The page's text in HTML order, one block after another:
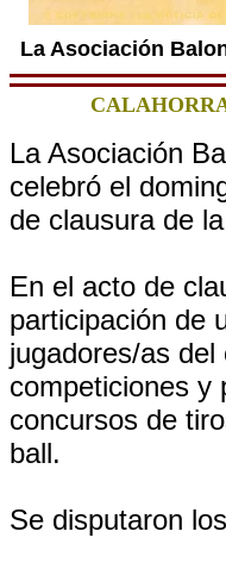
La Asociación
La Asociación
celebró el
de clausura de
En el acto de
participación de
jugadores/as
competiciones y
concursos de
ball.
Se disputaron